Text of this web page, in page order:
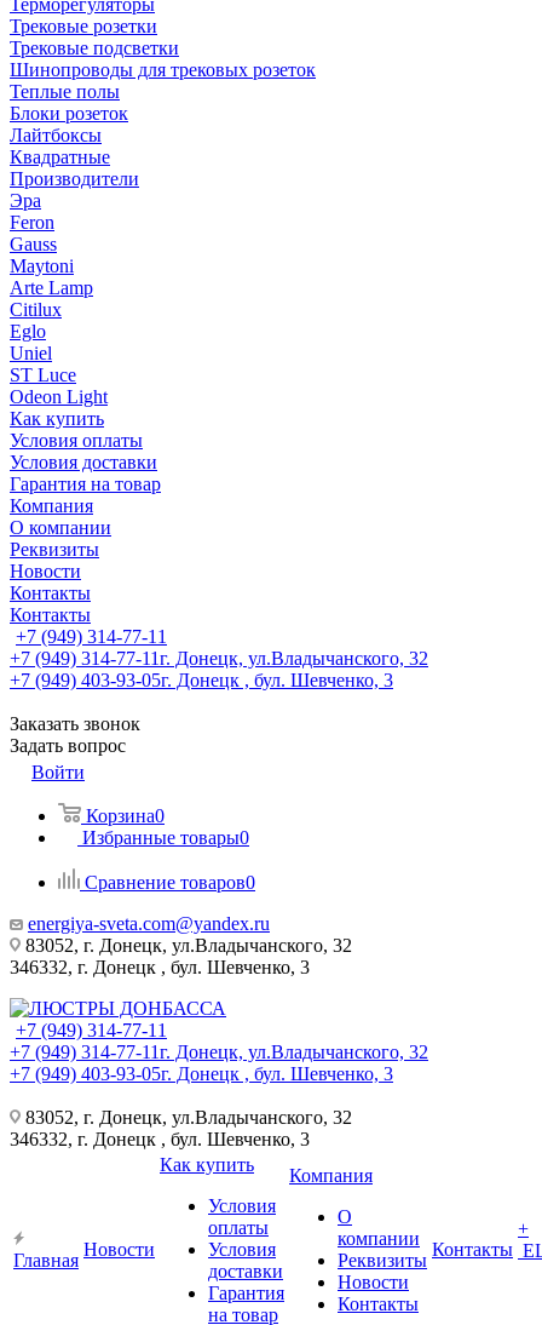
Терморегуляторы
Трековые розетки
Трековые подсветки
Шинопроводы для трековых розеток
Теплые полы
Блоки розеток
Лайтбоксы
Квадратные
Производители
Эра
Feron
Gauss
Maytoni
Arte Lamp
Citilux
Eglo
Uniel
ST Luce
Odeon Light
Как купить
Условия оплаты
Условия доставки
Гарантия на товар
Компания
О компании
Реквизиты
Новости
Контакты
Контакты
+7 (949) 314-77-11
+7 (949) 314-77-11г. Донецк, ул.Владычанского, 32
+7 (949) 403-93-05г. Донецк , бул. Шевченко, 3
Заказать звонок
Задать вопрос
Войти
Корзина0
Избранные товары0
Сравнение товаров0
energiya-sveta.com@yandex.ru
83052, г. Донецк, ул.Владычанского, 32
346332, г. Донецк , бул. Шевченко, 3
+7 (949) 314-77-11
+7 (949) 314-77-11г. Донецк, ул.Владычанского, 32
+7 (949) 403-93-05г. Донецк , бул. Шевченко, 3
83052, г. Донецк, ул.Владычанского, 32
346332, г. Донецк , бул. Шевченко, 3
Главная
Новости
Как купить
Условия
оплаты
Условия
доставки
Гарантия
на товар
Компания
О
компании
Реквизиты
Новости
Контакты
Контакты
+